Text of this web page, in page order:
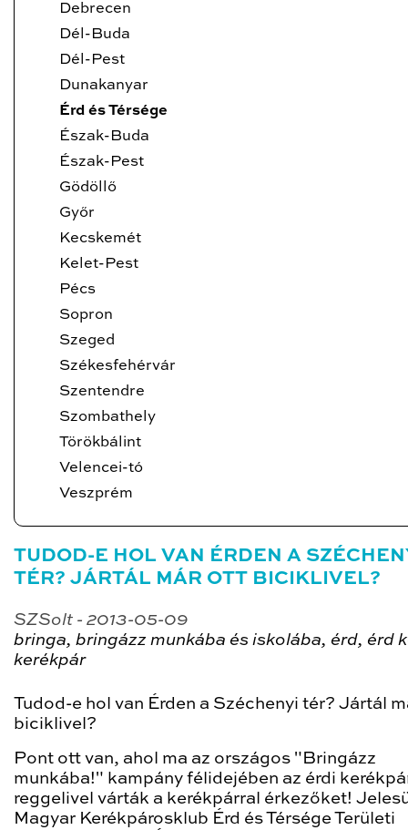
Debrecen
Dél-Buda
Dél-Pest
Dunakanyar
Érd és Térsége
Észak-Buda
Észak-Pest
Gödöllő
Győr
Kecskemét
Kelet-Pest
Pécs
Sopron
Szeged
Székesfehérvár
Szentendre
Szombathely
Törökbálint
Velencei-tó
Veszprém
TUDOD-E HOL VAN ÉRDEN A
TÉR? JÁRTÁL MÁR OTT BICIKLIVEL?
SZSolt - 2013-05-09
bringa, bringázz munkába és iskolába, érd, érd
kerékpár
Tudod-e hol van Érden a Széchenyi tér? Jártál
biciklivel?
Pont ott van, ahol ma az országos "Bringázz
munkába!" kampány félidejében az érdi
reggelivel várták a kerékpárral érkezőket!
Magyar Kerékpárosklub Érd és Térsége Területi